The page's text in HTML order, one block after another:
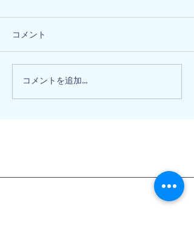
奈良県北葛城郡 N様邸
コメント
コメントを追加…